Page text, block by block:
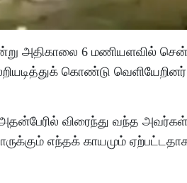
அதிகாலை 6 மணியளவில்
கொண்டு
விரைந்து வந்த
எந்தக் காயமும்